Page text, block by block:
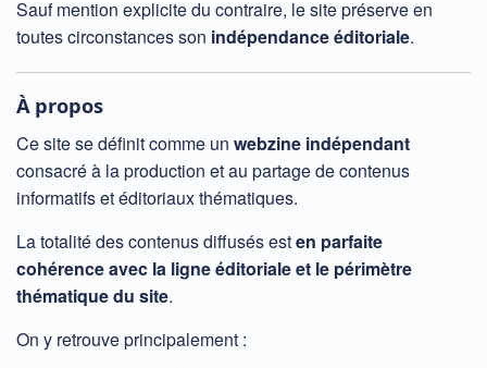
Sauf mention explicite du contraire, le site préserve en
toutes circonstances son indépendance éditoriale.
À propos
Ce site se définit comme un webzine indépendant
consacré à la production et au partage de contenus
informatifs et éditoriaux thématiques.
La totalité des contenus diffusés esten parfaite
cohérence avec la ligne éditoriale et le périmètre
thématique du site.
On y retrouve principalement :